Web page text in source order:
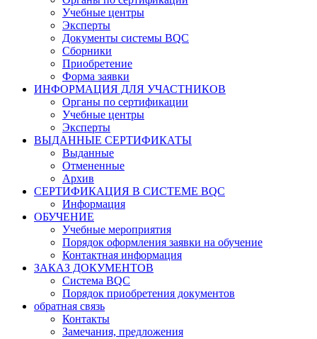
Учебные центры
Эксперты
Документы системы BQC
Сборники
Приобретение
Форма заявки
ИНФОРМАЦИЯ ДЛЯ УЧАСТНИКОВ
Органы по сертификации
Учебные центры
Эксперты
ВЫДАННЫЕ СЕРТИФИКАТЫ
Выданные
Отмененные
Архив
СЕРТИФИКАЦИЯ В СИСТЕМЕ BQC
Информация
ОБУЧЕНИЕ
Учебные мероприятия
Порядок оформления заявки на обучение
Контактная информация
ЗАКАЗ ДОКУМЕНТОВ
Система BQC
Порядок приобретения документов
обратная связь
Контакты
Замечания, предложения